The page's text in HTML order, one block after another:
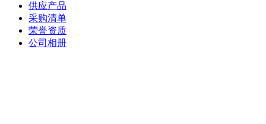
供应产品
采购清单
荣誉资质
公司相册